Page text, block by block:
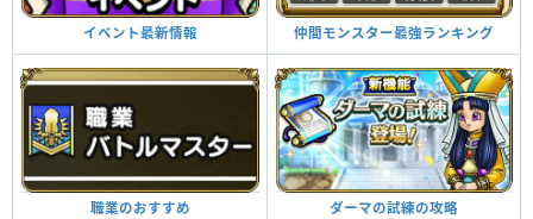
イベント最新情報 仲間モンスター最強ランキング
職業のおすすめ ダーマの試練の攻略